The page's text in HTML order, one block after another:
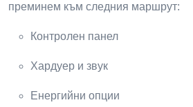
преминем към следния маршрут:
Контролен панел
Хардуер и звук
Енергийни опции